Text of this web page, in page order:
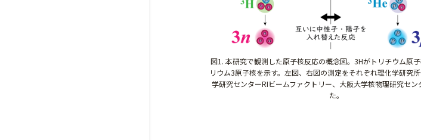
図1. 本研究で観測した原子核反応の概念図。3Hがトリチウム原
リウム3原子核を示す。左図、右図の測定をそれぞれ理化学研究
学研究センターRIビームファクトリー、大阪大学核物理研究セン
た。